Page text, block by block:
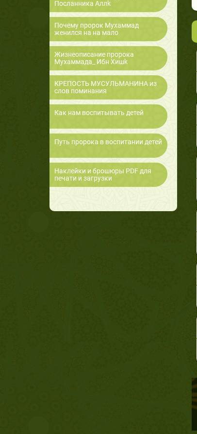
Посланника Аллk
Почему пророк Мухаммад
женился на на мало
Жизнеописание пророка
Мухаммада_ Ибн Хишk
КРЕПОСТЬ МУСУЛЬМАНИНА из
слов поминания
Как нам воспитывать детей
Путь пророка в воспитании детей
Наклейки и брошюры PDF для
печати и загрузки